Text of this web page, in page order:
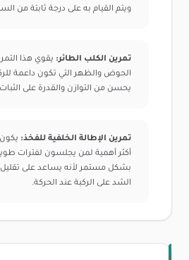
ويتم القيام به على درجة ثابتة من
تمرين الكلب الطائر: يقوي هذا
الحوض والظهر التي تكون داعمة
يحسن من التوازن والقدرة على
تمرين الإطالة الخلفية للفخذ:
أكثر أهمية لمن يجلسون لفترات
بشكل مستمر لأنه يساعد على
الشد على الركبة عند الحركة.